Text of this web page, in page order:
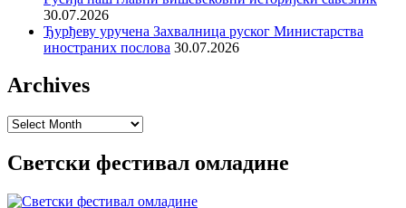
30.07.2026
Ђурђеву уручена Захвалница руског Министарства
иностраних послова 30.07.2026
Archives
Archives
Светски фестивал омладине